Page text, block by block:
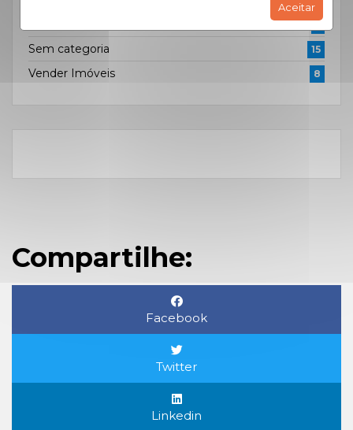
Aceitar
5
Sem categoria 15
Vender Imóveis 8
Compartilhe:
Facebook
Twitter
Linkedin